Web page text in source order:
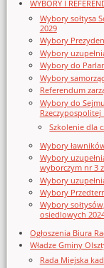
WYBORY I
Wybory sołtysa
2029
Wybory
Wybory
Wybory do
Wybory
Referendum
Wybory do
Rzeczypospolitej
Szkolenie dla
Wybory
Wybory
wyborczym nr 3
Wybory
Wybory
Wybory
osiedlowych
Ogłoszenia Biura
Władze Gminy
Rada Miejska